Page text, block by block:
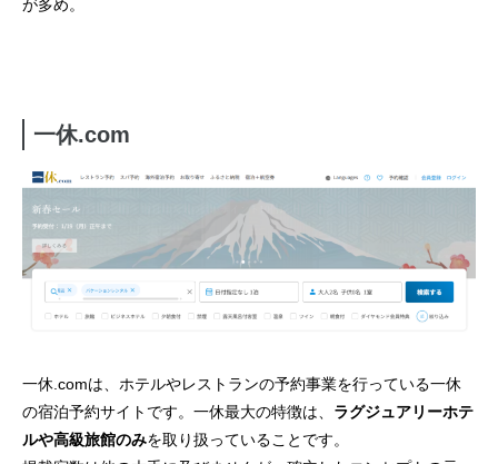
が多め。
一休.com
一休.comは、ホテルやレストランの予約事業を行っている一休
の宿泊予約サイトです。一休最大の特徴は、 ラグジュアリーホテ
ルや高級旅館のみを取り扱っていることです。